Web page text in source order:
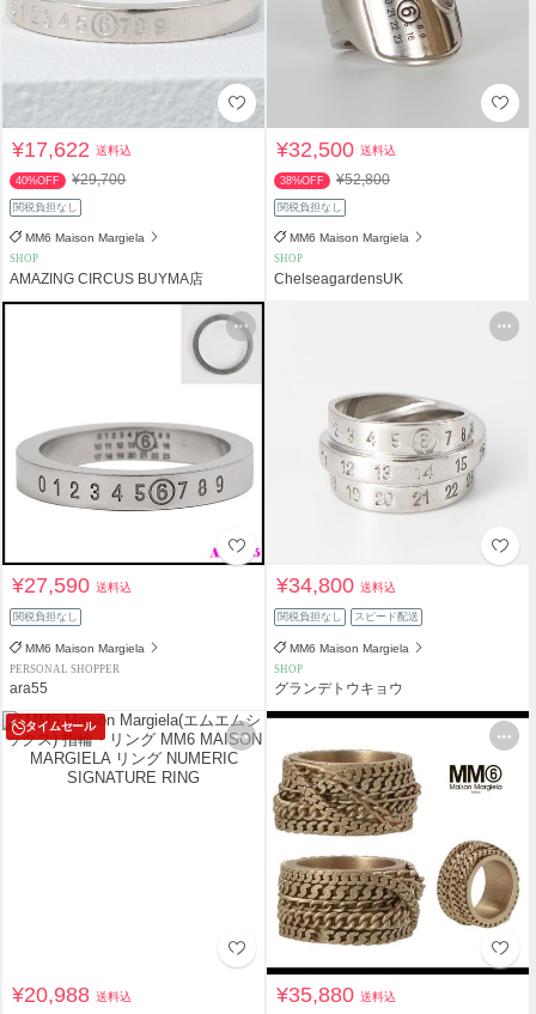
¥17,622送料込
40%OFF ¥29,700
関税負担なし
MM6 Maison Margiela
SHOP
AMAZING CIRCUS BUYMA店
¥32,500送料込
38%OFF ¥52,800
関税負担なし
MM6 Maison Margiela
SHOP
ChelseagardensUK
¥27,590送料込
関税負担なし
MM6 Maison Margiela
PERSONAL SHOPPER
ara55
¥34,800送料込
関税負担なし スピード配送
MM6 Maison Margiela
SHOP
グランデトウキョウ
タイムセール
¥20,988送料込 ¥35,880送料込